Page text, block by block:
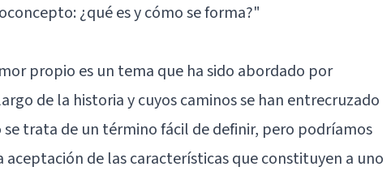
¿qué es y cómo se forma?"
propio es un tema que ha sido abordado por
de la historia y cuyos caminos se han entrecruzado
trata de un término fácil de definir, pero podríamos
de las características que constituyen a uno